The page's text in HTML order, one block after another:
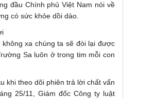
đầu Chính phủ Việt Nam nói về
có sức khỏe dồi dào.
xa chúng ta sẽ đòi lại được
Sa luôn ở trong tim mỗi con
khi theo dõi phiên trả lời chất vấn
25/11, Giám đốc Công ty luật